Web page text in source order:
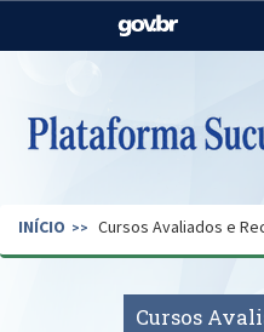
Casa Civil
Pecuária e
Secretaria de Governo
INÍCIO Cursos Avaliados e
Cursos